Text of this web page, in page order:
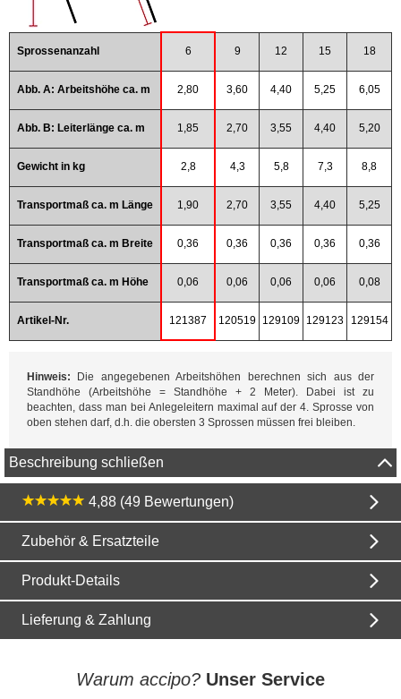
Sprossenanzahl 6 9 12 15 18
Abb. A: Arbeitshöhe ca. m 2,80 3,60 4,40 5,25 6,05
Abb. B: Leiterlänge ca. m 1,85 2,70 3,55 4,40 5,20
Gewicht in kg 2,8 4,3 5,8 7,3 8,8
Transportmaß ca. m Länge 1,90 2,70 3,55 4,40 5,25
Transportmaß ca. m Breite 0,36 0,36 0,36 0,36 0,36
Transportmaß ca. m Höhe 0,06 0,06 0,06 0,06 0,08
Artikel-Nr. 121387 120519 129109 129123 129154
Hinweis: Die angegebenen Arbeitshöhen berechnen sich aus der
Standhöhe (Arbeitshöhe = Standhöhe + 2 Meter). Dabei ist zu
beachten, dass man bei Anlegeleitern maximal auf der 4. Sprosse von
oben stehen darf, d.h. die obersten 3 Sprossen müssen frei bleiben.
Beschreibung schließen
4,88 (49 Bewertungen)
Zubehör & Ersatzteile
Produkt-Details
Lieferung & Zahlung
Warum accipo? Unser Service